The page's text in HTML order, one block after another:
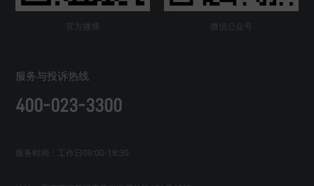
官方微博 微信公众号
服务与投诉热线
400-023-3300
服务时间：工作日09:00-18:30